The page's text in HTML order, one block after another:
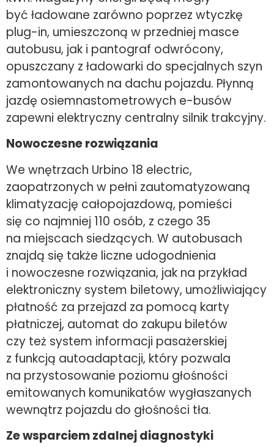
być ładowane zarówno poprzez wtyczkę
plug-in, umieszczoną w przedniej masce
autobusu, jak i pantograf odwrócony,
opuszczany z ładowarki do specjalnych szyn
zamontowanych na dachu pojazdu. Płynną
jazdę osiemnastometrowych e-busów
zapewni elektryczny centralny silnik trakcyjny.
Nowoczesne rozwiązania
We wnętrzach Urbino 18 electric,
zaopatrzonych w pełni zautomatyzowaną
klimatyzację całopojazdową, pomieści
się co najmniej 110 osób, z czego 35
na miejscach siedzących. W autobusach
znajdą się także liczne udogodnienia
i nowoczesne rozwiązania, jak na przykład
elektroniczny system biletowy, umożliwiający
płatność za przejazd za pomocą karty
płatniczej, automat do zakupu biletów
czy też system informacji pasażerskiej
z funkcją autoadaptacji, który pozwala
na przystosowanie poziomu głośności
emitowanych komunikatów wygłaszanych
wewnątrz pojazdu do głośności tła.
Ze wsparciem zdalnej diagnostyki